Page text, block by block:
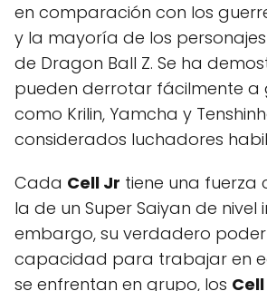
en comparación con los
y la mayoría de los
de Dragon Ball Z. Se ha
pueden derrotar fácilmente a
como Krilin, Yamcha y
considerados luchadores
Cada Cell Jr tiene una
la de un Super Saiyan de nivel
embargo, su verdadero
capacidad para trabajar en
se enfrentan en grupo, los